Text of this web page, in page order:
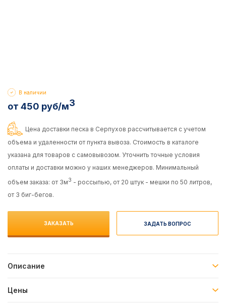
от 450 руб/м3
В наличии
Цена доставки песка в Серпухов рассчитывается с учетом
объема и удаленности от пункта вывоза. Стоимость в каталоге
указана для товаров с самовывозом. Уточнить точные условия
оплаты и доставки можно у наших менеджеров. Минимальный
объем заказа: от 3м3 - россыпью, от 20 штук - мешки по 50 литров,
от 3 биг-бегов.
ЗАКАЗАТЬ ЗАДАТЬ ВОПРОС
Описание
Цены